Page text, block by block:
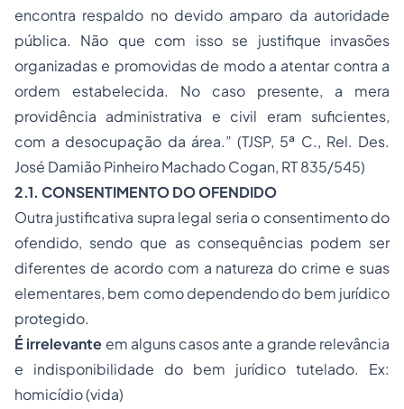
encontra respaldo no devido amparo da autoridade
pública. Não que com isso se justifique invasões
organizadas e promovidas de modo a atentar contra a
ordem estabelecida. No caso presente, a mera
providência administrativa e civil eram suficientes,
com a desocupação da área.” (TJSP, 5ª C., Rel. Des.
José Damião Pinheiro Machado Cogan, RT 835/545)
2.1. CONSENTIMENTO DO OFENDIDO
Outra justificativa supra legal seria o consentimento do
ofendido, sendo que as consequências podem ser
diferentes de acordo com a natureza do crime e suas
elementares, bem como dependendo do bem jurídico
protegido.
É irrelevante em alguns casos ante a grande relevância
e indisponibilidade do bem jurídico tutelado. Ex:
homicídio (vida)